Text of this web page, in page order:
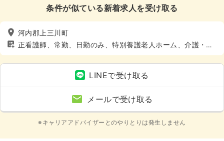
条件が似ている新着求人を受け取る
河内郡上三川町
正看護師、常勤、日勤のみ、特別養護老人ホーム、介護・福
祉系、4週8休以上
LINEで受け取る
メールで受け取る
※キャリアアドバイザーとのやりとりは発生しません